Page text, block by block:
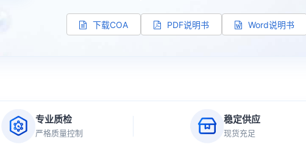
下载COA PDF说明书 Word说明书
专业质检
严格质量控制
稳定供应
现货充足